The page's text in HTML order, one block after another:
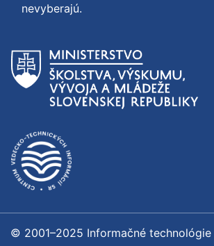
nevyberajú.
© 2001–2025 Informačné technológie